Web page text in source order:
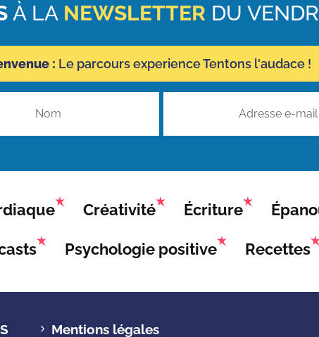
À LA NEWSLETTER DU
: Le parcours experience Tentons l'audace !
Créativité Écriture
Psychologie positive Recettes
Mentions légales